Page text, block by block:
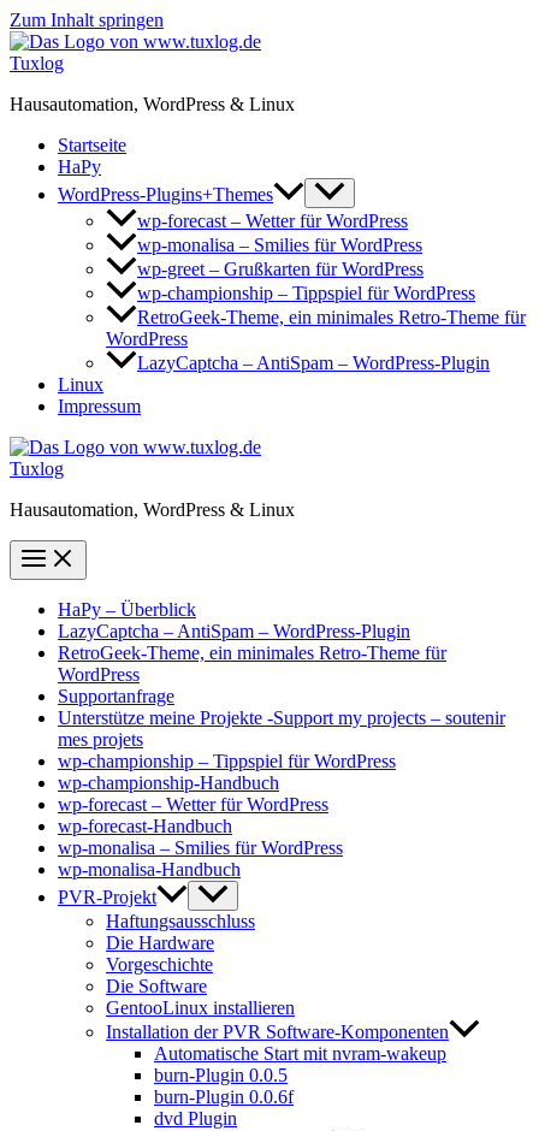
Zum Inhalt springen
Tuxlog
Hausautomation, WordPress & Linux
Startseite
HaPy
WordPress-Plugins+Themes
wp-forecast – Wetter für WordPress
wp-monalisa – Smilies für WordPress
wp-greet – Grußkarten für WordPress
wp-championship – Tippspiel für WordPress
RetroGeek-Theme, ein minimales Retro-Theme für
WordPress
LazyCaptcha – AntiSpam – WordPress-Plugin
Linux
Impressum
Tuxlog
Hausautomation, WordPress & Linux
HaPy – Überblick
LazyCaptcha – AntiSpam – WordPress-Plugin
RetroGeek-Theme, ein minimales Retro-Theme für
WordPress
Supportanfrage
Unterstütze meine Projekte -Support my projects – soutenir
mes projets
wp-championship – Tippspiel für WordPress
wp-championship-Handbuch
wp-forecast – Wetter für WordPress
wp-forecast-Handbuch
wp-monalisa – Smilies für WordPress
wp-monalisa-Handbuch
PVR-Projekt
Haftungsausschluss
Die Hardware
Vorgeschichte
Die Software
GentooLinux installieren
Installation der PVR Software-Komponenten
Automatische Start mit nvram-wakeup
burn-Plugin 0.0.5
burn-Plugin 0.0.6f
dvd Plugin